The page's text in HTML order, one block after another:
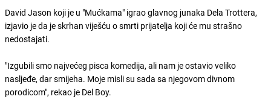
David Jason koji je u "Mućkama" igrao glavnog junaka Dela Trottera,
izjavio je da je skrhan viješću o smrti prijatelja koji će mu strašno
nedostajati.
"Izgubili smo najvećeg pisca komedija, ali nam je ostavio veliko
nasljeđe, dar smijeha. Moje misli su sada sa njegovom divnom
porodicom", rekao je Del Boy.